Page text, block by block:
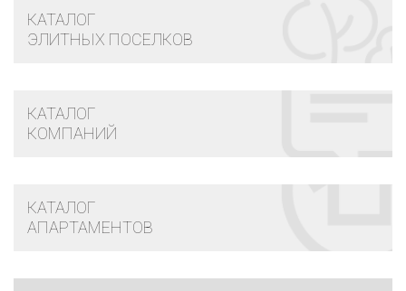
КАТАЛОГ
ЭЛИТНЫХ ПОСЕЛКОВ
КАТАЛОГ
КОМПАНИЙ
КАТАЛОГ
АПАРТАМЕНТОВ